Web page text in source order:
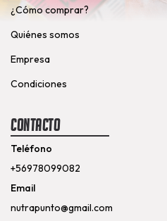
¿Cómo comprar?
Quiénes somos
Empresa
Condiciones
Contacto
Teléfono
+56978099082
Email
nutrapunto@gmail.com